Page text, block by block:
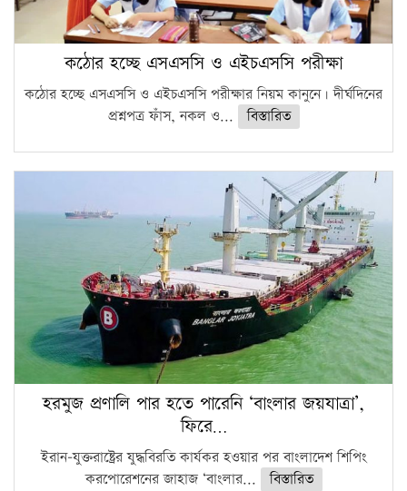
কঠোর হচ্ছে এসএসসি ও এইচএসসি পরীক্ষা
কঠোর হচ্ছে এসএসসি ও এইচএসসি পরীক্ষার নিয়ম কানুনে। দীর্ঘদিনের
প্রশ্নপত্র ফাঁস, নকল ও...
বিস্তারিত
হরমুজ প্রণালি পার হতে পারেনি ‘বাংলার জয়যাত্রা’,
ফিরে…
ইরান-যুক্তরাষ্ট্রের যুদ্ধবিরতি কার্যকর হওয়ার পর বাংলাদেশ শিপিং
করপোরেশনের জাহাজ ‘বাংলার...
বিস্তারিত